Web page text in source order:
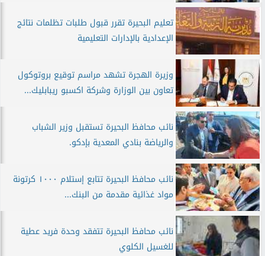
تعليم البحيرة تقرر قبول طلبات تظلمات نتائج
الإعدادية بالإدارات التعليمية
وزيرة الهجرة تشهد مراسم توقيع بروتوكول
تعاون بين الوزارة وشركة اكسبو ريبابليك...
نائب محافظ البحيرة تستقبل وزير الشباب
والرياضة بنادي المعدية بإدكو.
نائب محافظ البحيرة تتابع إستلام ١٠٠٠ كرتونة
مواد غذائية مقدمة من البنك...
نائب محافظ البحيرة تتفقد وحدة فريد عطية
للغسيل الكلوي